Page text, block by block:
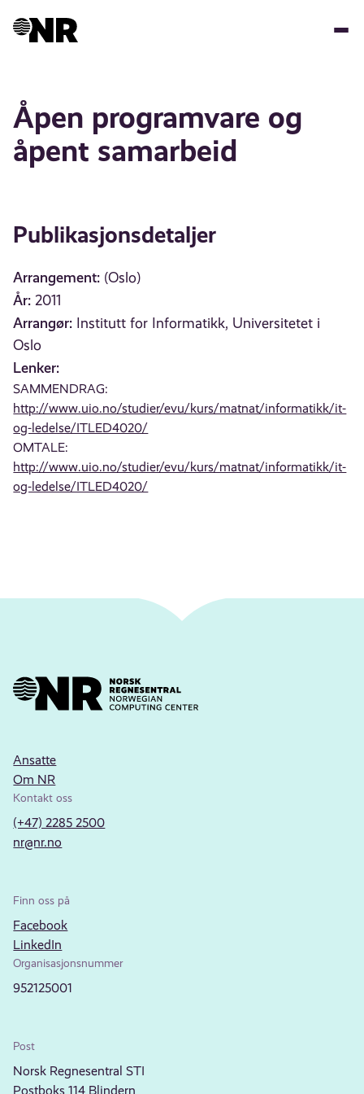
Åpen programvare og
åpent samarbeid
Publikasjonsdetaljer
Arrangement: (Oslo)
År: 2011
Arrangør: Institutt for Informatikk, Universitetet i
Oslo
Lenker:
SAMMENDRAG:
http://www.uio.no/studier/evu/kurs/matnat/informatikk/it-
og-ledelse/ITLED4020/
OMTALE:
http://www.uio.no/studier/evu/kurs/matnat/informatikk/it-
og-ledelse/ITLED4020/
Ansatte
Om NR
Kontakt oss
(+47) 2285 2500
nr@nr.no
Finn oss på
Facebook
LinkedIn
Organisasjonsnummer
952125001
Post
Norsk Regnesentral STI
Postboks 114 Blindern